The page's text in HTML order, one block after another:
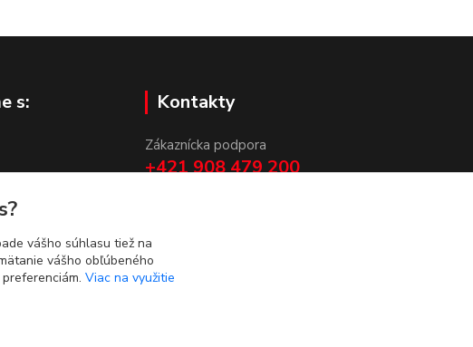
s: Kontakty
Zákaznícka podpora
+421 908 479 200
vášho súhlasu tiež na
vášho obľúbeného
Viac na využitie